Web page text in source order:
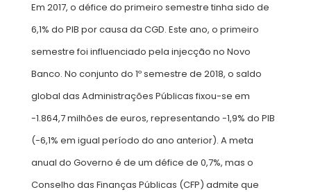
Em 2017, o défice do primeiro semestre tinha sido de
6,1% do PIB por causa da CGD. Este ano, o primeiro
semestre foi influenciado pela injecção no Novo
Banco. No conjunto do 1º semestre de 2018, o saldo
global das Administrações Públicas fixou-se em
-1.864,7 milhões de euros, representando -1,9% do PIB
(-6,1% em igual período do ano anterior). A meta
anual do Governo é de um défice de 0,7%, mas o
Conselho das Finanças Públicas (CFP) admite que